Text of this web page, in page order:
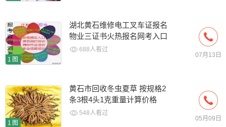
1图
湖北黄石维修电工叉车证报名
物业三证书火热报名网考入口
688人看过
07月13日
1图
黄石市回收冬虫夏草 按规格2
条3根4头1克重量计算价格
548人看过
05月09日